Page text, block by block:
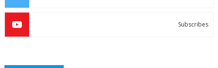
Subscribes